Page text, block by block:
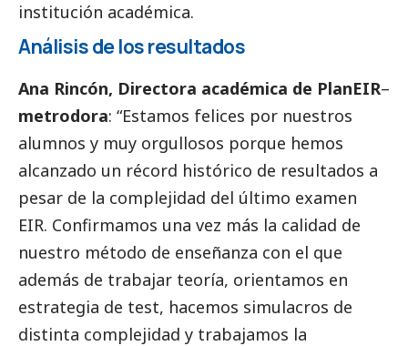
institución académica.
Análisis de los resultados
Ana Rincón, Directora académica de PlanEIR–
metrodora: “Estamos felices por nuestros
alumnos y muy orgullosos porque hemos
alcanzado un récord histórico de resultados a
pesar de la complejidad del último examen
EIR. Confirmamos una vez más la calidad de
nuestro método de enseñanza con el que
además de trabajar teoría, orientamos en
estrategia de test, hacemos simulacros de
distinta complejidad y trabajamos la